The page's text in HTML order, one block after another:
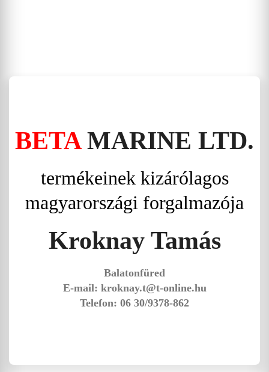
BETAMARINE LTD.
termékeinek kizárólagos
magyarországi forgalmazója
Kroknay Tamás
Balatonfüred
E-mail: kroknay.t@t-online.hu
Telefon: 06 30/9378-862